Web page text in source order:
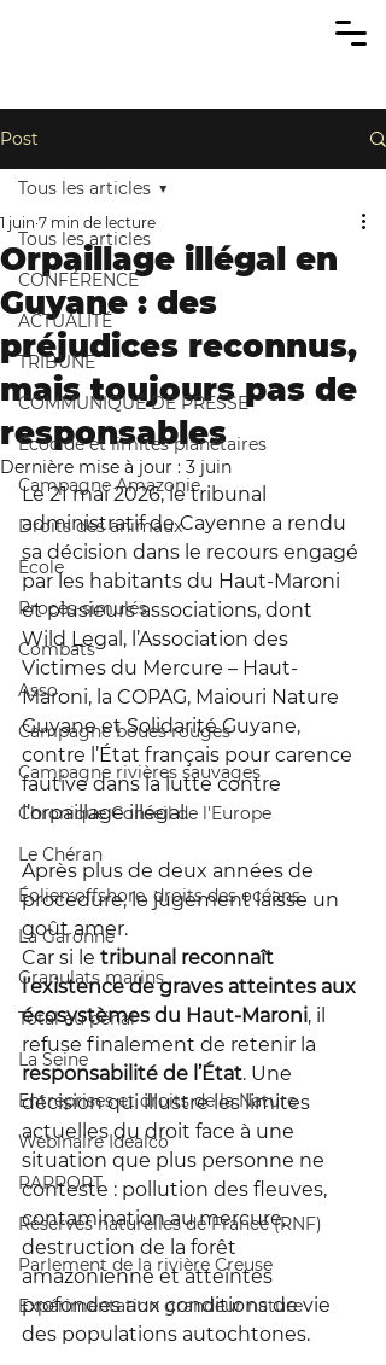
Post
Tous les articles
CONFÉRENCE
ACTUALITÉ
TRIBUNE
COMMUNIQUÉ DE PRESSE
Écocide et limites planétaires
Campagne Amazonie
Droits des animaux
École
Procès-simulés
Combats
Asso
Campagne boues rouges
Campagne rivières sauvages
Chronique Conseil de l'Europe
Le Chéran
Éolien offshore, droits des océans
La Garonne
Granulats marins
Total au pénal
La Seine
Entreprises et droits de la Nature
Webinaire Idealco
RAPPORT
Réserves naturelles de France (RNF)
Parlement de la rivière Creuse
Expérimentation grandeur nature
Tous les articles
Orpaillage illégal en
Guyane : des
préjudices reconnus,
mais toujours pas de
responsables
1 juin 7 min de lecture
Dernière mise à jour : 3 juin
Le 21 mai 2026, le tribunal
administratif de Cayenne a rendu
sa décision dans le recours engagé
par les habitants du Haut-Maroni
et plusieurs associations, dont
Wild Legal, l’Association des
Victimes du Mercure – Haut-
Maroni, la COPAG, Maiouri Nature
Guyane et Solidarité Guyane,
contre l’État français pour carence
fautive dans la lutte contre
l’orpaillage illégal.
Après plus de deux années de
procédure, le jugement laisse un
goût amer.
Car si le tribunal reconnaît
l’existence de graves atteintes aux
écosystèmes du Haut-Maroni, il
refuse finalement de retenir la
responsabilité de l’État. Une
décision qui illustre les limites
actuelles du droit face à une
situation que plus personne ne
conteste : pollution des fleuves,
contamination au mercure,
destruction de la forêt
amazonienne et atteintes
profondes aux conditions de vie
des populations autochtones.